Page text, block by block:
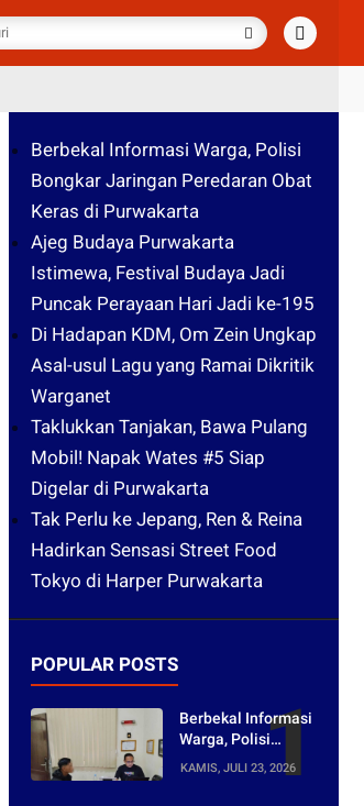
Berbekal Informasi Warga, Polisi
Bongkar Jaringan Peredaran Obat
Keras di Purwakarta
Ajeg Budaya Purwakarta
Istimewa, Festival Budaya Jadi
Puncak Perayaan Hari Jadi ke-195
Di Hadapan KDM, Om Zein Ungkap
Asal-usul Lagu yang Ramai Dikritik
Warganet
Taklukkan Tanjakan, Bawa Pulang
Mobil! Napak Wates #5 Siap
Digelar di Purwakarta
Tak Perlu ke Jepang, Ren & Reina
Hadirkan Sensasi Street Food
Tokyo di Harper Purwakarta
POPULAR POSTS
Berbekal Informasi
Warga, Polisi
Bongkar Jaringan
Peredaran Obat
KAMIS, JULI 23, 2026